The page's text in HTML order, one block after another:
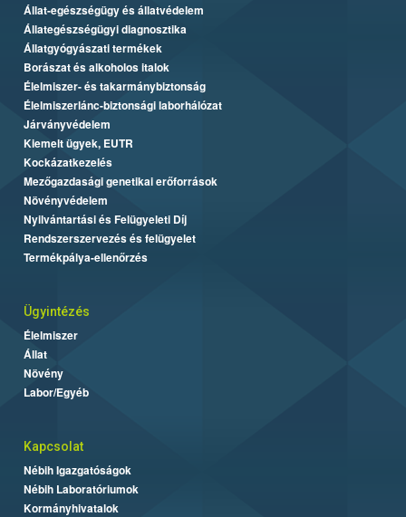
Állat-egészségügy és állatvédelem
Állategészségügyi diagnosztika
Állatgyógyászati termékek
Borászat és alkoholos italok
Élelmiszer- és takarmánybiztonság
Élelmiszerlánc-biztonsági laborhálózat
Járványvédelem
Kiemelt ügyek, EUTR
Kockázatkezelés
Mezőgazdasági genetikai erőforrások
Növényvédelem
Nyilvántartási és Felügyeleti Díj
Rendszerszervezés és felügyelet
Termékpálya-ellenőrzés
Ügyintézés
Élelmiszer
Állat
Növény
Labor/Egyéb
Kapcsolat
Nébih Igazgatóságok
Nébih Laboratóriumok
Kormányhivatalok